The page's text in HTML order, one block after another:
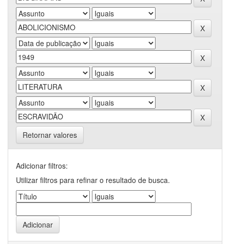
Retornar valores
Adicionar filtros:
Utilizar filtros para refinar o resultado de busca.